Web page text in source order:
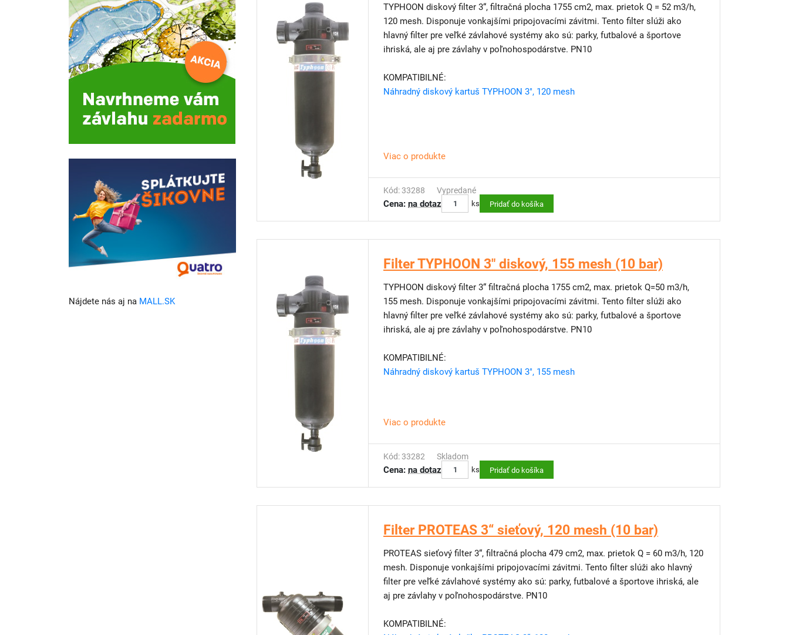
Nájdete nás aj na MALL.SK
TYPHOON diskový filter 3“, filtračná plocha 1755 cm2, max. prietok Q = 52 m3/h,
120 mesh. Disponuje vonkajšími pripojovacími závitmi. Tento filter slúži ako
hlavný filter pre veľké závlahové systémy ako sú: parky, futbalové a športove
ihriská, ale aj pre závlahy v poľnohospodárstve. PN10
KOMPATIBILNÉ:
Náhradný diskový kartuš TYPHOON 3", 120 mesh
Viac o produkte
Kód: 33288 Vypredané
Cena: na dotaz ks Pridať do košíka
Filter TYPHOON 3" diskový, 155 mesh (10 bar)
TYPHOON diskový filter 3“ filtračná plocha 1755 cm2, max. prietok Q=50 m3/h,
155 mesh. Disponuje vonkajšími pripojovacími závitmi. Tento filter slúži ako
hlavný filter pre veľké závlahové systémy ako sú: parky, futbalové a športove
ihriská, ale aj pre závlahy v poľnohospodárstve. PN10
KOMPATIBILNÉ:
Náhradný diskový kartuš TYPHOON 3", 155 mesh
Viac o produkte
Kód: 33282 Skladom
Cena: na dotaz ks Pridať do košíka
Filter PROTEAS 3“ sieťový, 120 mesh (10 bar)
PROTEAS sieťový filter 3“, filtračná plocha 479 cm2, max. prietok Q = 60 m3/h, 120
mesh. Disponuje vonkajšími pripojovacími závitmi. Tento filter slúži ako hlavný
filter pre veľké závlahové systémy ako sú: parky, futbalové a športove ihriská, ale
aj pre závlahy v poľnohospodárstve. PN10
KOMPATIBILNÉ: